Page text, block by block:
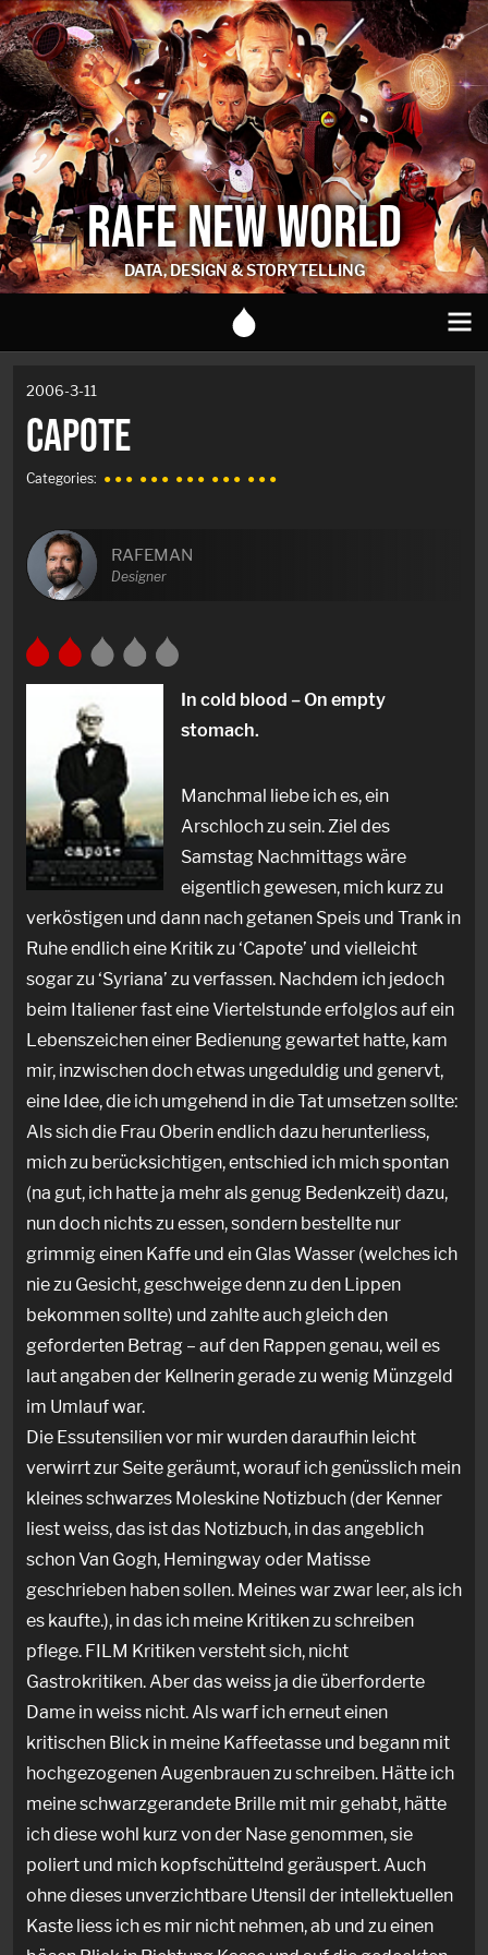
RAFE NEW WORLD
DATA, DESIGN & STORYTELLING
2006-3-11
CAPOTE
Categories: ● ● ● ● ● ● ● ● ● ● ● ● ● ● ●
RAFEMAN
Designer
In cold blood – On empty
stomach.
Manchmal liebe ich es, ein
Arschloch zu sein. Ziel des
Samstag Nachmittags wäre
eigentlich gewesen, mich kurz zu
verköstigen und dann nach getanen Speis und Trank in
Ruhe endlich eine Kritik zu ‘Capote’ und vielleicht
sogar zu ‘Syriana’ zu verfassen. Nachdem ich jedoch
beim Italiener fast eine Viertelstunde erfolglos auf ein
Lebenszeichen einer Bedienung gewartet hatte, kam
mir, inzwischen doch etwas ungeduldig und genervt,
eine Idee, die ich umgehend in die Tat umsetzen sollte:
Als sich die Frau Oberin endlich dazu herunterliess,
mich zu berücksichtigen, entschied ich mich spontan
(na gut, ich hatte ja mehr als genug Bedenkzeit) dazu,
nun doch nichts zu essen, sondern bestellte nur
grimmig einen Kaffe und ein Glas Wasser (welches ich
nie zu Gesicht, geschweige denn zu den Lippen
bekommen sollte) und zahlte auch gleich den
geforderten Betrag – auf den Rappen genau, weil es
laut angaben der Kellnerin gerade zu wenig Münzgeld
im Umlauf war.
Die Essutensilien vor mir wurden daraufhin leicht
verwirrt zur Seite geräumt, worauf ich genüsslich mein
kleines schwarzes Moleskine Notizbuch (der Kenner
liest weiss, das ist das Notizbuch, in das angeblich
schon Van Gogh, Hemingway oder Matisse
geschrieben haben sollen. Meines war zwar leer, als ich
es kaufte.), in das ich meine Kritiken zu schreiben
pflege. FILM Kritiken versteht sich, nicht
Gastrokritiken. Aber das weiss ja die überforderte
Dame in weiss nicht. Als warf ich erneut einen
kritischen Blick in meine Kaffeetasse und begann mit
hochgezogenen Augenbrauen zu schreiben. Hätte ich
meine schwarzgerandete Brille mit mir gehabt, hätte
ich diese wohl kurz von der Nase genommen, sie
poliert und mich kopfschüttelnd geräuspert. Auch
ohne dieses unverzichtbare Utensil der intellektuellen
Kaste liess ich es mir nicht nehmen, ab und zu einen